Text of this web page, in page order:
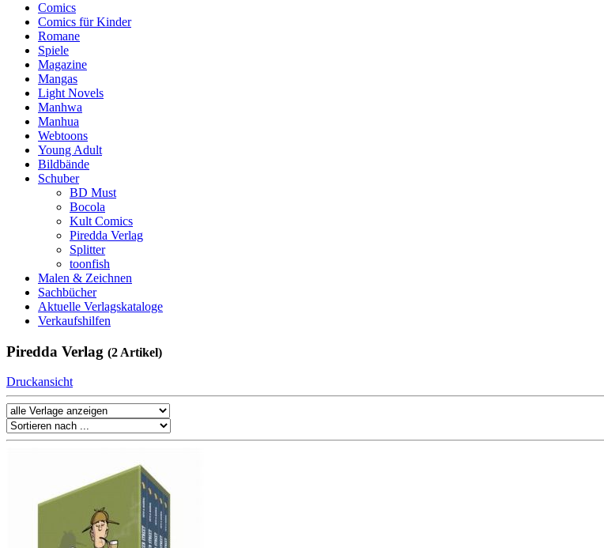
Comics
Comics für Kinder
Romane
Spiele
Magazine
Mangas
Light Novels
Manhwa
Manhua
Webtoons
Young Adult
Bildbände
Schuber
BD Must
Bocola
Kult Comics
Piredda Verlag
Splitter
toonfish
Malen & Zeichnen
Sachbücher
Aktuelle Verlagskataloge
Verkaufshilfen
Piredda Verlag (2 Artikel)
Druckansicht